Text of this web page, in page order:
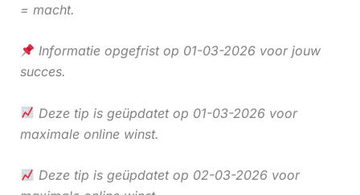
= macht.
Informatie opgefrist op 01-03-2026 voor jouw
succes.
Deze tip is geüpdatet op 01-03-2026 voor
maximale online winst.
Deze tip is geüpdatet op 02-03-2026 voor